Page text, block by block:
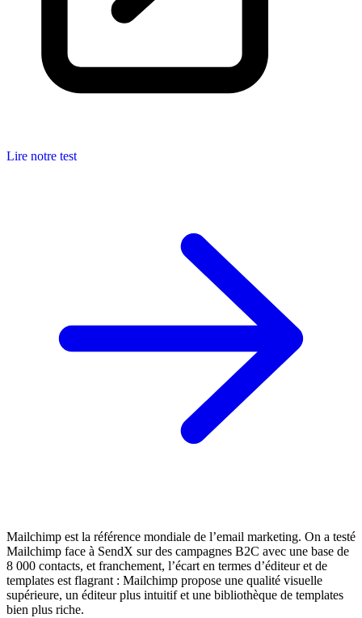
Lire notre test
Mailchimp est la référence mondiale de l’email marketing. On a testé
Mailchimp face à SendX sur des campagnes B2C avec une base de
8 000 contacts, et franchement, l’écart en termes d’éditeur et de
templates est flagrant : Mailchimp propose une qualité visuelle
supérieure, un éditeur plus intuitif et une bibliothèque de templates
bien plus riche.